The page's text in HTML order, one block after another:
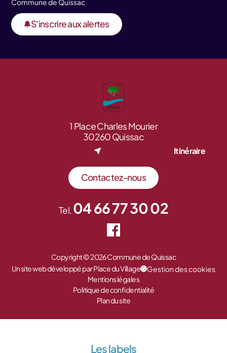
S'inscrire aux alertes
1 Place Charles Mourier
30260 Quissac
Itinéraire
Contactez-nous
Tel.04 66 77 30 02
Copyright © 2026 Commune de Quissac
Un site web développé par Place du Village
Gestion des cookies
Mentions légales
Politique de confidentialité
Plan du site
Les labels